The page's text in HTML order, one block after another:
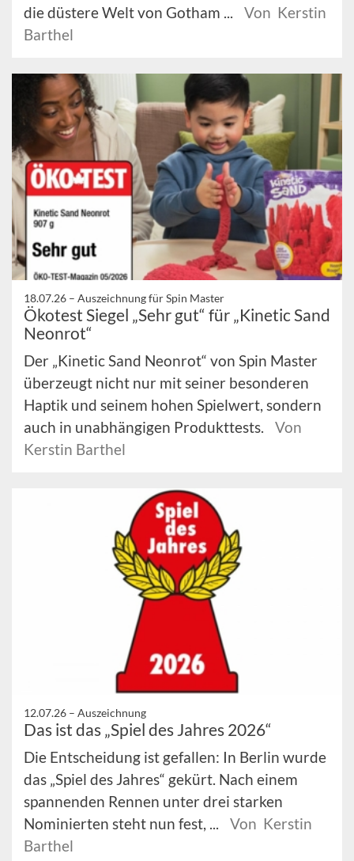
die düstere Welt von Gotham ...
Von Kerstin
Barthel
18.07.26 – Auszeichnung für Spin Master
Ökotest Siegel „Sehr gut“ für „Kinetic Sand
Neonrot“
Der „Kinetic Sand Neonrot“ von Spin Master
überzeugt nicht nur mit seiner besonderen
Haptik und seinem hohen Spielwert, sondern
auch in unabhängigen Produkttests.
Von
Kerstin Barthel
12.07.26 – Auszeichnung
Das ist das „Spiel des Jahres 2026“
Die Entscheidung ist gefallen: In Berlin wurde
das „Spiel des Jahres“ gekürt. Nach einem
spannenden Rennen unter drei starken
Nominierten steht nun fest, ...
Von Kerstin
Barthel